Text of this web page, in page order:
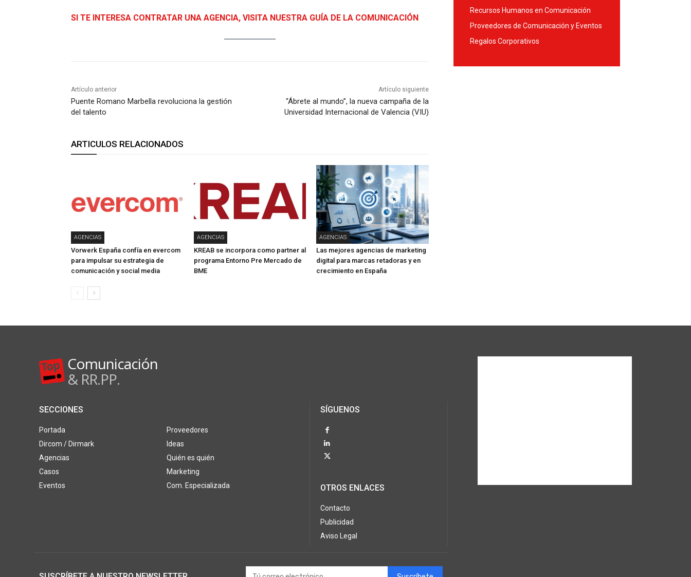
SI TE INTERESA CONTRATAR UNA AGENCIA, VISITA NUESTRA GUÍA DE LA COMUNICACIÓN
Artículo anterior
Puente Romano Marbella revoluciona la gestión
del talento
Artículo siguiente
“Ábrete al mundo”, la nueva campaña de la
Universidad Internacional de Valencia (VIU)
ARTICULOS RELACIONADOS
AGENCIAS
Vorwerk España confía en evercom
para impulsar su estrategia de
comunicación y social media
AGENCIAS
KREAB se incorpora como partner al
programa Entorno Pre Mercado de
BME
AGENCIAS
Las mejores agencias de marketing
digital para marcas retadoras y en
crecimiento en España
Recursos Humanos en Comunicación
Proveedores de Comunicación y Eventos
Regalos Corporativos
Comunicación
& RR.PP.
SECCIONES
Portada
Dircom / Dirmark
Agencias
Casos
Eventos
Proveedores
Ideas
Quién es quién
Marketing
Com. Especializada
SÍGUENOS
OTROS ENLACES
Contacto
Publicidad
Aviso Legal